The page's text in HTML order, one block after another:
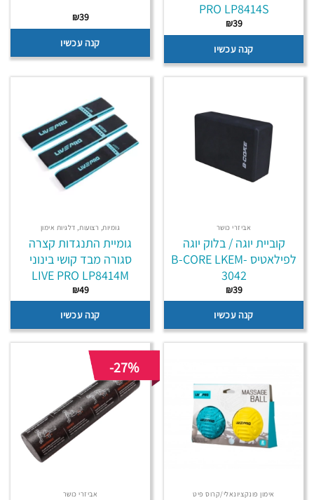
PRO LP8414S
₪39
קנה עכשיו
₪39
קנה עכשיו
אביזרי כושר
קוביית יוגה / בלוק יוגה
לפילאטיס B-CORE LKEM-
3042
₪39
קנה עכשיו
גומיות, רצועות, דלגיות אימון
גומיית התנגדות קצרה
סגורה מבד קושי בינוני
LIVE PRO LP8414M
₪49
קנה עכשיו
אימון פונקציונאלי/קרוס פיט
-27%
אביזרי כושר